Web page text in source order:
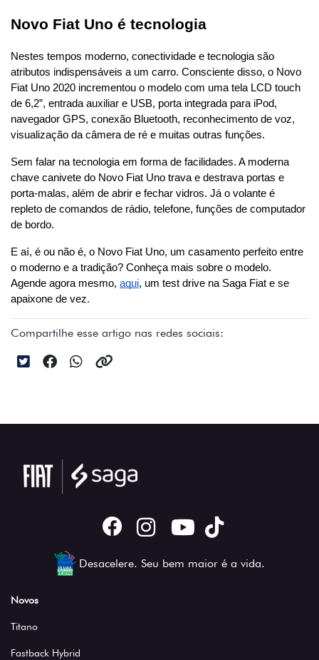
Novo Fiat Uno é tecnologia
Nestes tempos moderno, conectividade e tecnologia são
atributos indispensáveis a um carro. Consciente disso, o Novo
Fiat Uno 2020 incrementou o modelo com uma tela LCD touch
de 6,2”, entrada auxiliar e USB, porta integrada para iPod,
navegador GPS, conexão Bluetooth, reconhecimento de voz,
visualização da câmera de ré e muitas outras funções.
Sem falar na tecnologia em forma de facilidades. A moderna
chave canivete do Novo Fiat Uno trava e destrava portas e
porta-malas, além de abrir e fechar vidros. Já o volante é
repleto de comandos de rádio, telefone, funções de computador
de bordo.
E aí, é ou não é, o Novo Fiat Uno, um casamento perfeito entre
o moderno e a tradição? Conheça mais sobre o modelo.
Agende agora mesmo, aqui, um test drive na Saga Fiat e se
apaixone de vez.
Compartilhe esse artigo nas redes sociais:
Desacelere. Seu bem maior é a vida.
Novos
Titano
Fastback Hybrid